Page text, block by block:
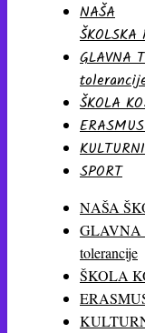
NAŠA
ŠKOLSKA
GLAVNA
ŠKOLA
SPORT
NAŠA
GLAVNA
tolerancije
ŠKOLA